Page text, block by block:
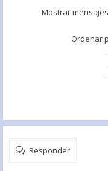
Mostrar
Ordenar
Responder